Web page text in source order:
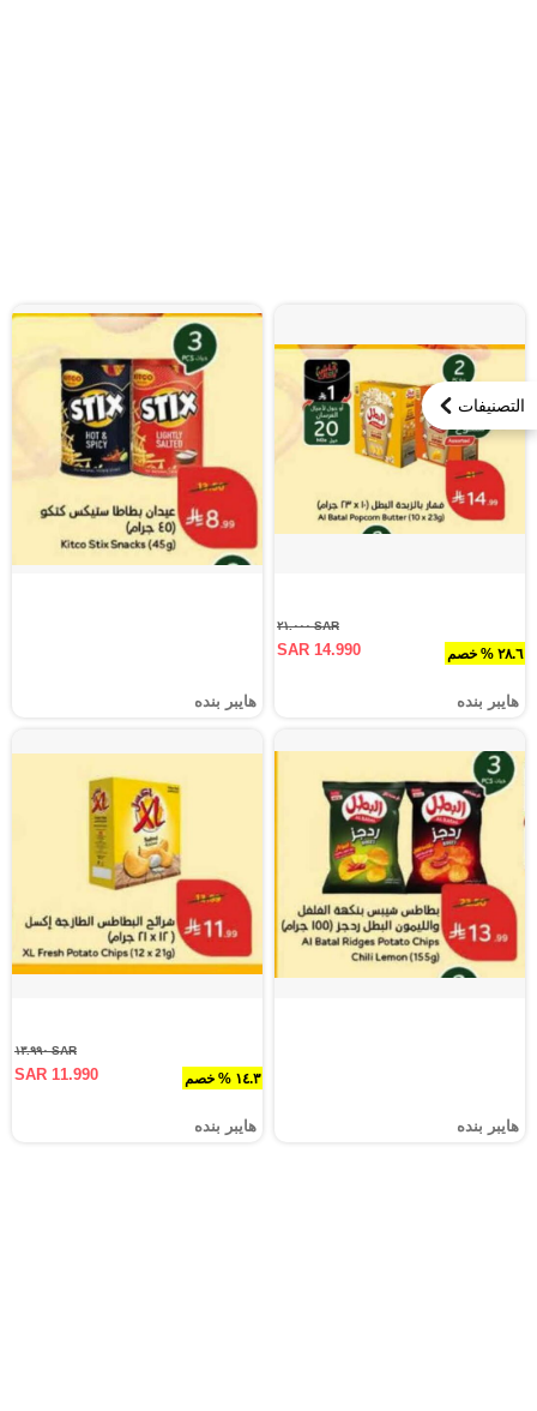
التصنيفات
٢٨.٦ % خصم
SAR ٢١.٠٠٠
SAR 14.990
هايبر بنده هايبر بنده
هايبر بنده
١٤.٣ % خصم
SAR ١٣.٩٩٠
SAR 11.990
هايبر بنده